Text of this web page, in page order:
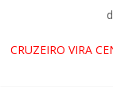
CRUZEIRO VIRA